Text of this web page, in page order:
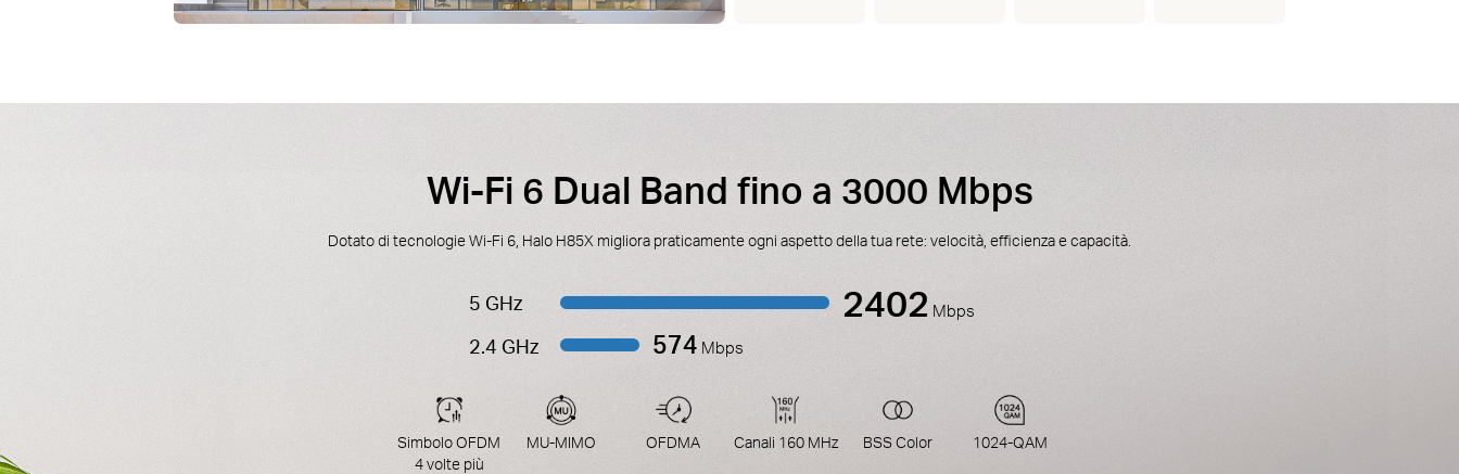
Wi-Fi 6 Dual Band fino a 3000 Mbps
Dotato di tecnologie Wi-Fi 6, Halo H85X migliora praticamente ogni aspetto della tua rete: velocità, efficienza e capacità.
Simbolo OFDM
4 volte più
MU-MIMO OFDMA Canali 160 MHz BSS Color 1024-QAM
5 GHz 2402 Mbps
2.4 GHz 574 Mbps